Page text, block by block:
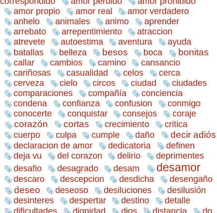
amor propio
amor real
amor verdadero
anhelo
animales animo
aprender
arrebato
arrepentimiento
atraccion
atrevete
autoestima aventura
ayuda
batallas
belleza besos boca bonitas
callar cambios camino
cansancio
cariñosas
casualidad celos
cerca
cerveza
cielo circos ciudad
ciudades
comparaciones
compañía
conciencia
condena
confianza confusion
conmigo
conocerte
conquistar consejos coraje
corazón cortas crecimiento
critica
cuerpo
culpa cumple daño decir adiós
declaracion de amor dedicatoria
definen
deja vu
del corazon delirio
deprimentes
desafio
desagrado desam desamor
descaro descepcion desdicha desengaño
deseo deseoso desiluciones
desilusión
desinteres
despertar destino
detalle
dificultades
dignidad dios distancia
do